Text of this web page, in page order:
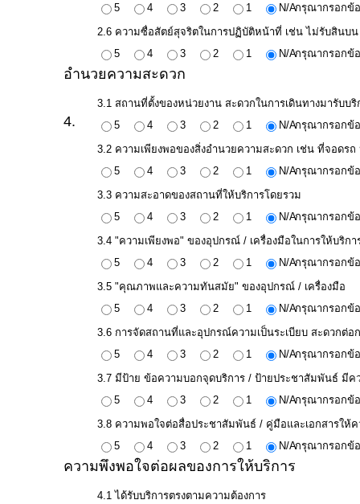
มาตรการ
5
4 3 2 1 N/Aกรุณากรอกข้
2.6 ความซื่อสัตย์สุจริตในการปฏิบัติหน้าที่ เช่น ไม่รับสินบ
5
4 3 2 1 N/Aกรุณากรอกข้
อำนวยความสะดวก
3.1 สถานที่ตั้งของหน่วยงาน สะดวกในการเดินทางมารับบริ
5
4 3 2 1 N/Aกรุณากรอกข้
3.2 ความเพียงพอของสิ่งอำนวยความสะดวก เช่น ที่จอด
5
4 3 2 1 N/Aกรุณากรอกข้
3.3 ความสะอาดของสถานที่ให้บริการโดยรวม
5
4 3 2 1 N/Aกรุณากรอกข้
3.4 "ความเพียงพอ" ของอุปกรณ์ / เครื่องมือในการให้บริกา
5
4 3 2 1 N/Aกรุณากรอกข้
3.5 "คุณภาพและความทันสมัย" ของอุปกรณ์ / เครื่องมือ
5
4 3 2 1 N/Aกรุณากรอกข้
3.6 การจัดสถานที่และอุปกรณ์ความเป็นระเบียบ สะดวกต่อ
5
4 3 2 1 N/Aกรุณากรอกข้
3.7 มีป้าย ข้อความบอกจุดบริการ / ป้ายประชาสัมพันธ์ มีค
5
4 3 2 1 N/Aกรุณากรอกข้
3.8 ความพอใจต่อสื่อประชาสัมพันธ์ / คู่มือและเอกสารให้ค
5
4 3 2 1 N/Aกรุณากรอกข้
4.
ความพึงพอใจต่อผลของการให้บริการ
4.1 ได้รับบริการตรงตามความต้องการ